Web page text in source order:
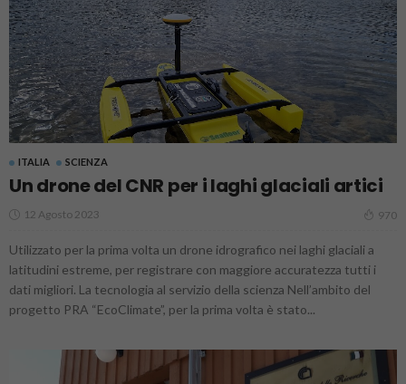
ITALIA SCIENZA
Un drone del CNR per i laghi glaciali artici
12 Agosto 2023 970
Utilizzato per la prima volta un drone idrografico nei laghi glaciali a
latitudini estreme, per registrare con maggiore accuratezza tutti i
dati migliori. La tecnologia al servizio della scienza Nell’ambito del
progetto PRA “EcoClimate”, per la prima volta è stato...